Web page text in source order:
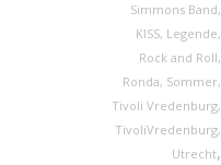
Simmons Band,
KISS, Legende,
Rock and Roll,
Ronda, Sommer,
Tivoli Vredenburg,
TivoliVredenburg,
Utrecht,